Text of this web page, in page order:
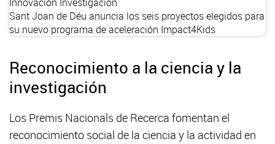
Sant Joan de Déu anuncia los seis proyectos elegidos para
su nuevo programa de aceleración Impact4Kids
Reconocimiento a la ciencia y la
investigación
Los Premis Nacionals de Recerca fomentan el
reconocimiento social de la ciencia y la actividad en